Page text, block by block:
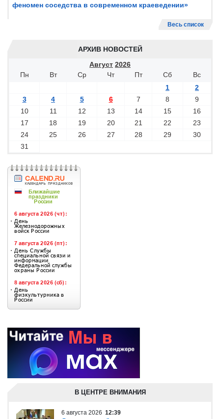
феномен соседства в современном краеведении»
Весь список
АРХИВ НОВОСТЕЙ
Август 2026
Пн
Вт Ср Чт Пт Сб
Вс
1
2
3
4 5 6 7 8
9
10
11 12 13 14 15
16
17
18 19 20 21 22
23
24
25 26 27 28 29
30
31
В ЦЕНТРЕ ВНИМАНИЯ
6 августа 2026 12:39